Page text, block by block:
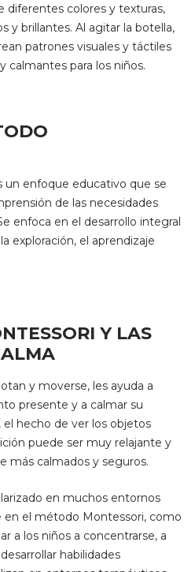
diferentes colores y texturas,
y brillantes. Al agitar la botella,
patrones visuales y táctiles
calmantes para los niños.
un enfoque educativo que se
de las necesidades
enfoca en el desarrollo integral
exploración, el aprendizaje
Y LAS
y moverse, les ayuda a
presente y a calmar su
hecho de ver los objetos
puede ser muy relajante y
más calmados y seguros.
en muchos entornos
en el método Montessori, como
a los niños a concentrarse, a
habilidades